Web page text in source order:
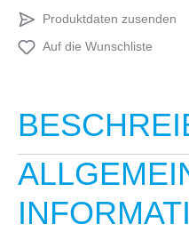
Produktdaten zusenden
Auf die Wunschliste